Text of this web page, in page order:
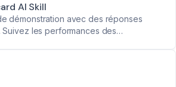
AI Skill
démonstration avec des réponses
Suivez les performances des